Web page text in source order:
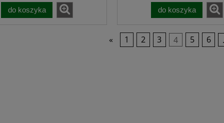
regularna:45,00 zł Cena regularna:30,00 zł
do koszyka
do koszyka do koszyka
« 1 2 3 4 5 6